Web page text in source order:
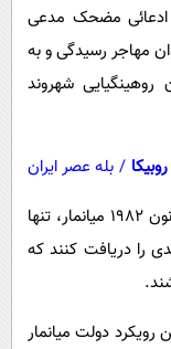
ادعائی مضحک مدعی
مهاجر رسیدگی و به
روهینگیایی شهروند
روبیکا / بله عصر ایران
وی ادعای خود را اینگونه ادامه داد: براساس قانون ۱۹۸۲ میانمار، تنها
را دریافت کنند که
رویکرد دولت میانمار